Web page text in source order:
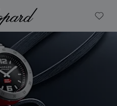
Chopard
My